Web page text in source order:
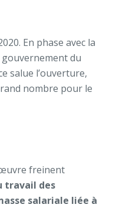
En phase avec la
gouvernement du
salue l’ouverture,
nombre pour le
freinent
travail des
salariale liée à